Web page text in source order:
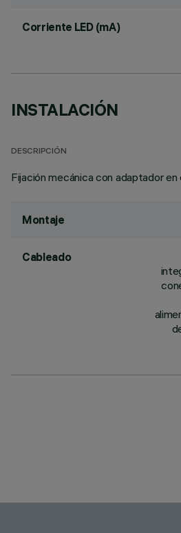
Corriente LED (mA)
INSTALACIÓN
DESCRIPCIÓN
Fijación mecánica con adaptador en
Montaje
Cableado